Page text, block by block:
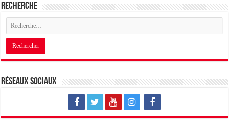
Recherche
Réseaux sociaux